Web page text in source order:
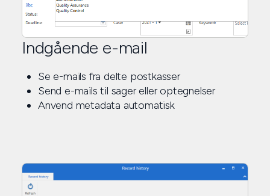
Indgående e-mail
Se e-mails fra delte postkasser
Send e-mails til sager eller optegnelser
Anvend metadata automatisk